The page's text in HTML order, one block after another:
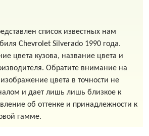
список известных нам
Chevrolet Silverado 1990 года.
цвета кузова, название цвета и
Обратите внимание на
цвета в точности не
и дает лишь лишь близкое к
об оттенке и принадлежности к
гамме.